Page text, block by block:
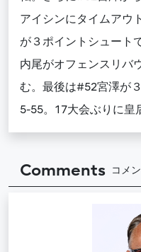
アイシンにタイムアウ
が３ポイントシュート
内尾がオフェンスリバ
む。最後は#52宮澤が
5-55。17大会ぶりに皇
Comments コメ